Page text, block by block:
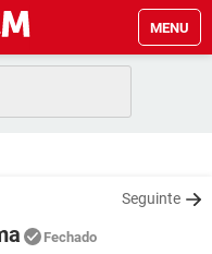
MENU
Seguinte
Fechado